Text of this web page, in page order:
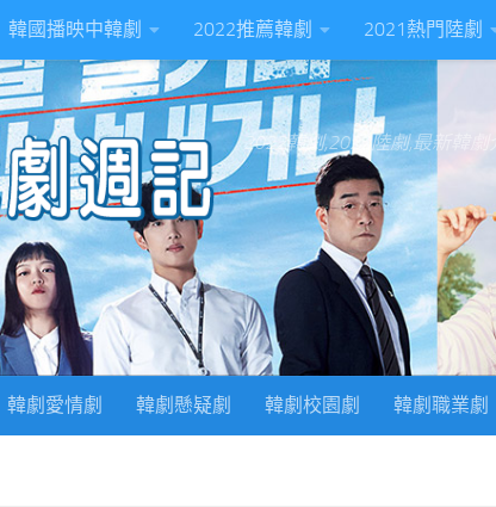
韓國播映中韓劇 2022推薦韓劇 2021熱門陸劇
2022韓劇,2022陸劇,最新韓
韓劇愛情劇 韓劇懸疑劇 韓劇校園劇 韓劇職業劇